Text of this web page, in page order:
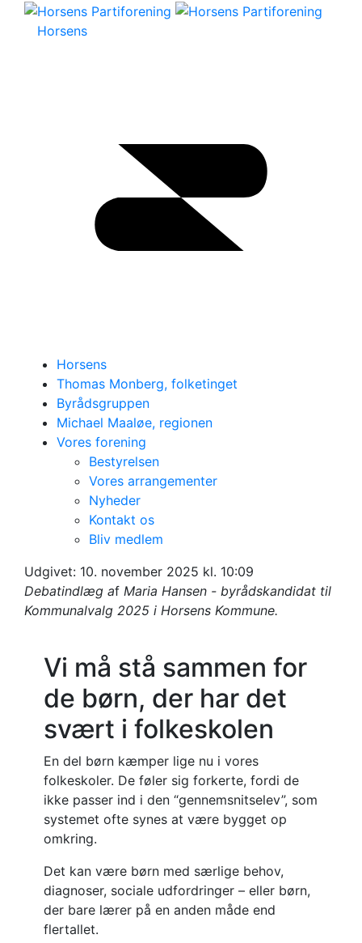
Horsens
Horsens
Thomas Monberg, folketinget
Byrådsgruppen
Michael Maaløe, regionen
Vores forening
Bestyrelsen
Vores arrangementer
Nyheder
Kontakt os
Bliv medlem
Sammen om folkeskolen
Hjælp til dem der
her det svært
Udgivet: 10. november 2025 kl. 10:09
Debatindlæg af Maria Hansen - byrådskandidat til
Kommunalvalg 2025 i Horsens Kommune.
Vi må stå sammen for
de børn, der har det
svært i folkeskolen
En del børn kæmper lige nu i vores
folkeskoler. De føler sig forkerte, fordi de
ikke passer ind i den “gennemsnitselev”, som
systemet ofte synes at være bygget op
omkring.
Det kan være børn med særlige behov,
diagnoser, sociale udfordringer – eller børn,
der bare lærer på en anden måde end
flertallet.